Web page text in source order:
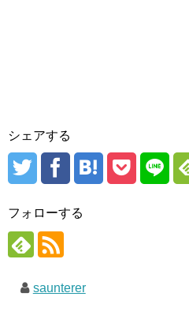
シェアする
フォローする
saunterer